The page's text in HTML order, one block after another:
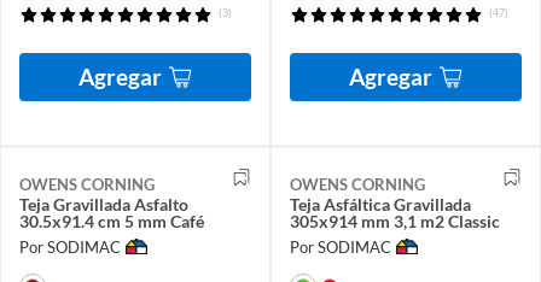
(3)
Agregar
(47)
Agregar
OWENS CORNING
Teja Gravillada Asfalto
30.5x91.4 cm 5 mm Café
Por SODIMAC
OWENS CORNING
Teja Asfáltica Gravillada
305x914 mm 3,1 m2 Classic
Por SODIMAC